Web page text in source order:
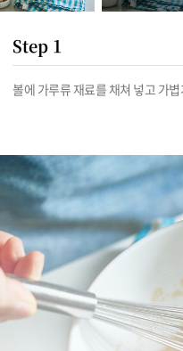
Step 1